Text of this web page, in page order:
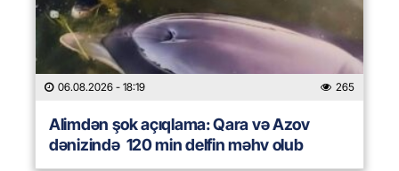
06.08.2026 - 18:19 265
Alimdən şok açıqlama: Qara və Azov
dənizində 120 min delfin məhv olub